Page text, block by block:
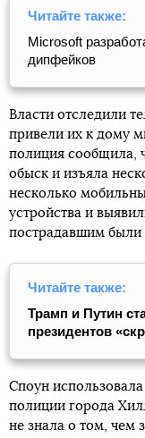
Читайте также:
Microsoft
дипфейков
Власти отследили
привели их к дому
полиция сообщила,
обыск и изъяла
несколько
устройства и
пострадавшим были
Читайте также:
Трамп и Путин
президентов
Споун
полиции города
не знала о том, чем